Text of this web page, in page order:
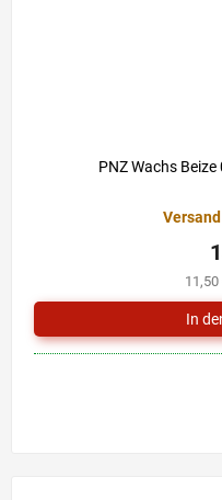
PNZ Wachs